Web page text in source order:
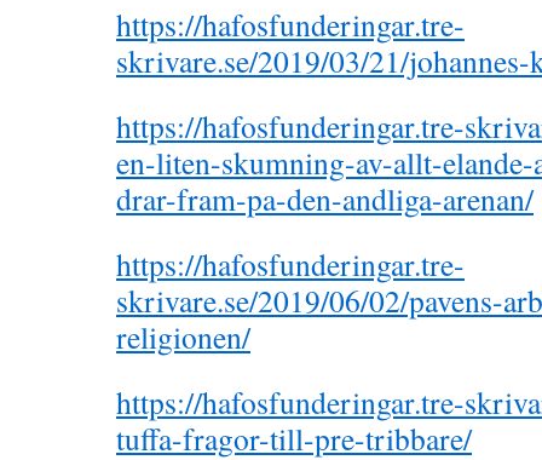
https://hafosfunderingar.tre-
skrivare.se/2019/03/21/
https://hafosfunderingar.tre-
en-liten-skumning-av-allt-
drar-fram-pa-den-andliga-arenan/
https://hafosfunderingar.tre-
skrivare.se/2019/06/02/pavens-
religionen/
https://hafosfunderingar.tre-
tuffa-fragor-till-pre-tribbare/